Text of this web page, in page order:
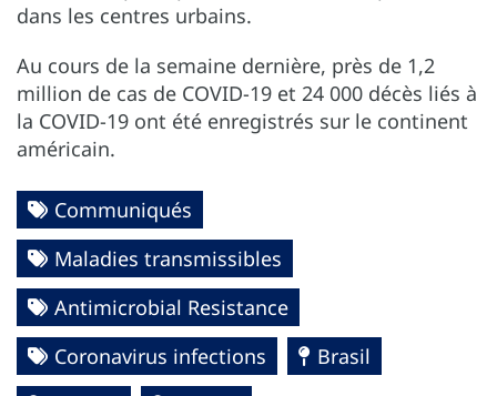
dans les centres urbains.
Au cours de la semaine dernière, près de 1,2
million de cas de COVID-19 et 24 000 décès liés à
la COVID-19 ont été enregistrés sur le continent
américain.
Communiqués
Maladies transmissibles
Antimicrobial Resistance
Coronavirus infections
Brasil